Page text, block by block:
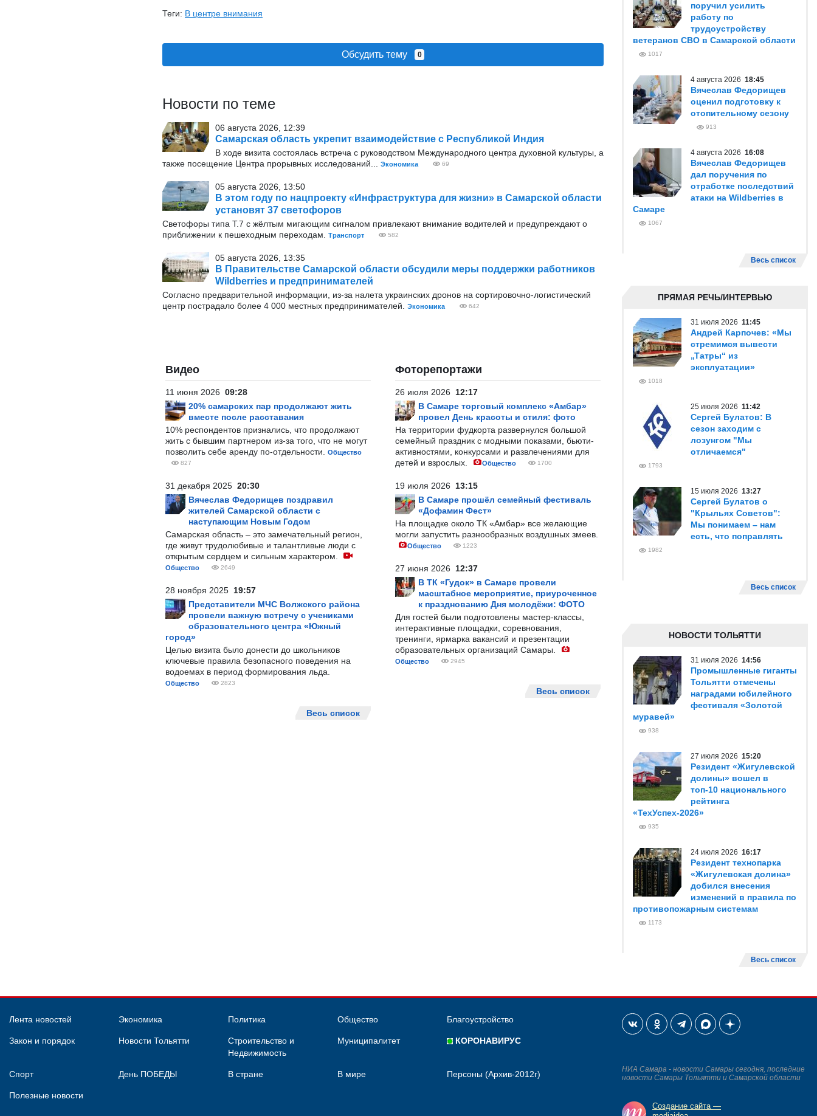
Теги: В центре внимания
Обсудить тему 0
Новости по теме
06 августа 2026, 12:39
Самарская область укрепит взаимодействие с Республикой Индия
В ходе визита состоялась встреча с руководством Международного центра духовной культуры, а
также посещение Центра прорывных исследований...
Экономика 69
05 августа 2026, 13:50
В этом году по нацпроекту «Инфраструктура для жизни» в Самарской области
установят 37 светофоров
Светофоры типа Т.7 с жёлтым мигающим сигналом привлекают внимание водителей и предупреждают о
приближении к пешеходным переходам.
Транспорт 582
05 августа 2026, 13:35
В Правительстве Самарской области обсудили меры поддержки работников
Wildberries и предпринимателей
Согласно предварительной информации, из-за налета украинских дронов на сортировочно-логистический
центр пострадало более 4 000 местных предпринимателей.
Экономика 642
Видео
11 июня 2026 09:28
20% самарских пар продолжают жить
вместе после расставания
10% респондентов признались, что продолжают
жить с бывшим партнером из-за того, что не могут
позволить себе аренду по-отдельности.
Общество
827
31 декабря 2025 20:30
Вячеслав Федорищев поздравил
жителей Самарской области с
наступающим Новым Годом
Самарская область – это замечательный регион,
где живут трудолюбивые и талантливые люди с
открытым сердцем и сильным характером.
Общество 2649
28 ноября 2025 19:57
Представители МЧС Волжского района
провели важную встречу с учениками
образовательного центра «Южный
город»
Целью визита было донести до школьников
ключевые правила безопасного поведения на
водоемах в период формирования льда.
Общество 2823
Весь список
Фоторепортажи
26 июля 2026 12:17
В Самаре торговый комплекс «Амбар»
провел День красоты и стиля: фото
На территории фудкорта развернулся большой
семейный праздник с модными показами, бьюти-
активностями, конкурсами и развлечениями для
детей и взрослых.
Общество 1700
19 июля 2026 13:15
В Самаре прошёл семейный фестиваль
«Дофамин Фест»
На площадке около ТК «Амбар» все желающие
могли запустить разнообразных воздушных змеев.
Общество 1223
27 июня 2026 12:37
В ТК «Гудок» в Самаре провели
масштабное мероприятие, приуроченное
к празднованию Дня молодёжи: ФОТО
Для гостей были подготовлены мастер-классы,
интерактивные площадки, соревнования,
тренинги, ярмарка вакансий и презентации
образовательных организаций Самары.
Общество 2945
Весь список
поручил усилить
работу по
трудоустройству
ветеранов СВО в Самарской области
1017
4 августа 2026 18:45
Вячеслав Федорищев
оценил подготовку к
отопительному сезону
913
4 августа 2026 16:08
Вячеслав Федорищев
дал поручения по
отработке последствий
атаки на Wildberries в
Самаре
1067
Весь список
ПРЯМАЯ РЕЧЬ/ИНТЕРВЬЮ
31 июля 2026 11:45
Андрей Карпочев: «Мы
стремимся вывести
„Татры“ из
эксплуатации»
1018
25 июля 2026 11:42
Сергей Булатов: В
сезон заходим с
лозунгом "Мы
отличаемся"
1793
15 июля 2026 13:27
Сергей Булатов о
"Крыльях Советов":
Мы понимаем – нам
есть, что поправлять
1982
Весь список
НОВОСТИ ТОЛЬЯТТИ
31 июля 2026 14:56
Промышленные гиганты
Тольятти отмечены
наградами юбилейного
фестиваля «Золотой
муравей»
938
27 июля 2026 15:20
Резидент «Жигулевской
долины» вошел в
топ-10 национального
рейтинга
«ТехУспех-2026»
935
24 июля 2026 16:17
Резидент технопарка
«Жигулевская долина»
добился внесения
изменений в правила по
противопожарным системам
1173
Весь список
Лента новостей Экономика Политика Общество Благоустройство
Закон и порядок Новости Тольятти
Строительство и
Недвижимость
Муниципалитет КОРОНАВИРУС
Спорт День ПОБЕДЫ В стране В мире Персоны (Архив-2012г)
Полезные новости
НИА Самара - новости Самары сегодня, последние
новости Самары Тольятти и Самарской области
Создание сайта —